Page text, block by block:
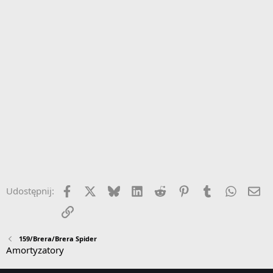
Udostępnij: Facebook Bluesky LinkedInReddit PinterestTumblr
Link
159/Brera/Brera Spider
Amortyzatory